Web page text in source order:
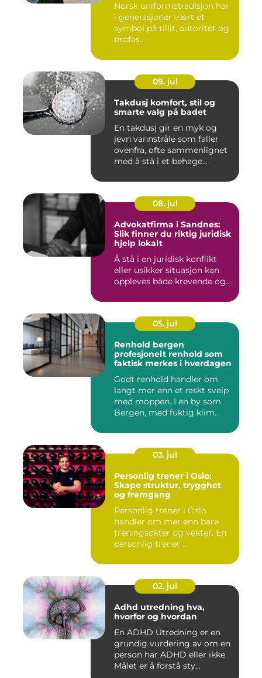
Norsk uniformstradisjon har
i generasjoner vært et
symbol på tillit, autoritet og
profes...
09. jul
Takdusj komfort, stil og
smarte valg på badet
En takdusj gir en myk og
jevn vannstråle som faller
ovenfra, ofte sammenlignet
med å stå i et behage...
08. jul
Advokatfirma i Sandnes:
Slik finner du riktig juridisk
hjelp lokalt
Å stå i en juridisk konflikt
eller usikker situasjon kan
oppleves både krevende og...
05. jul
Renhold bergen
profesjonelt renhold som
faktisk merkes i hverdagen
Godt renhold handler om
langt mer enn et raskt sveip
med moppen. I en by som
Bergen, med fuktig klim...
03. jul
Personlig trener i Oslo:
Skape struktur, trygghet
og fremgang
Personlig trener i Oslo
handler om mer enn bare
treningsøkter og vekter. En
personlig trener ...
02. jul
Adhd utredning hva,
hvorfor og hvordan
En ADHD Utredning er en
grundig vurdering av om en
person har ADHD eller ikke.
Målet er å forstå sty...